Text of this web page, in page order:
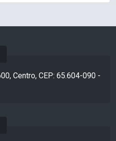
Centro, CEP: 65.604-090 -